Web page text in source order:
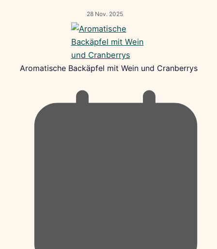
28 Nov. 2025
Aromatische Backäpfel mit Wein und Cranberrys